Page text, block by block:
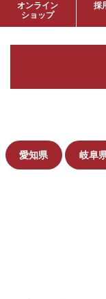
オンライン
ショップ
採
愛知県 岐阜